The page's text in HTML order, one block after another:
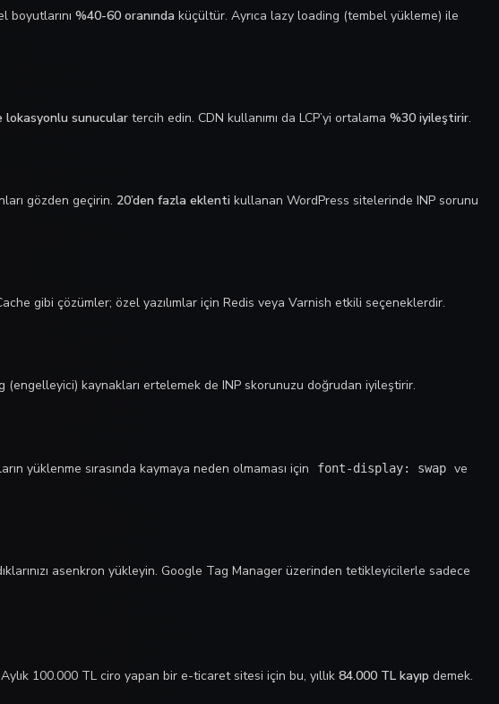
boyutlarını %40-60 oranında küçültür. Ayrıca lazy loading (tembel yükleme) ile
lokasyonlu sunucular tercih edin. CDN kullanımı da LCP’yi ortalama %30 iyileştirir.
gözden geçirin. 20’den fazla eklenti kullanan WordPress sitelerinde INP sorunu
gibi çözümler; özel yazılımlar için Redis veya Varnish etkili seçeneklerdir.
(engelleyici) kaynakları ertelemek de INP skorunuzu doğrudan iyileştirir.
yüklenme sırasında kaymaya neden olmaması için font-display: swap ve
asenkron yükleyin. Google Tag Manager üzerinden tetikleyicilerle sadece
100.000 TL ciro yapan bir e-ticaret sitesi için bu, yıllık 84.000 TL kayıp demek.